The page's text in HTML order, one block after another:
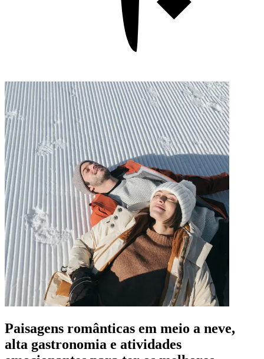
Paisagens românticas em meio a neve,
alta gastronomia e atividades